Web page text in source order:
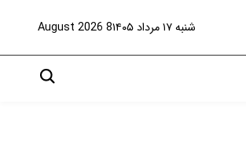
شنبه ۱۷ مرداد ۱۴۰۵ 8 August 2026